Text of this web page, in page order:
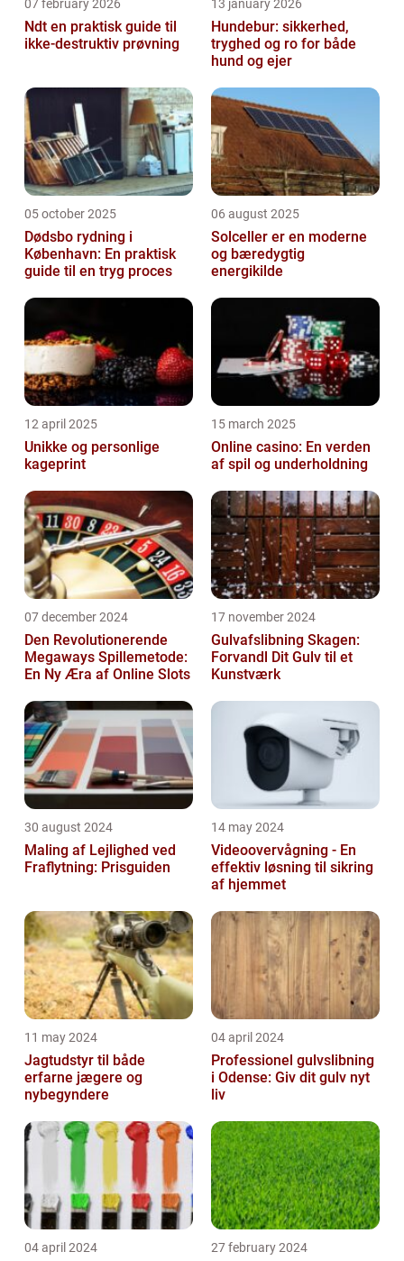
07 february 2026
Ndt en praktisk guide til
ikke-destruktiv prøvning
13 january 2026
Hundebur: sikkerhed,
tryghed og ro for både
hund og ejer
05 october 2025
Dødsbo rydning i
København: En praktisk
guide til en tryg proces
06 august 2025
Solceller er en moderne
og bæredygtig
energikilde
12 april 2025
Unikke og personlige
kageprint
15 march 2025
Online casino: En verden
af spil og underholdning
07 december 2024
Den Revolutionerende
Megaways Spillemetode:
En Ny Æra af Online Slots
17 november 2024
Gulvafslibning Skagen:
Forvandl Dit Gulv til et
Kunstværk
30 august 2024
Maling af Lejlighed ved
Fraflytning: Prisguiden
14 may 2024
Videoovervågning - En
effektiv løsning til sikring
af hjemmet
11 may 2024
Jagtudstyr til både
erfarne jægere og
nybegyndere
04 april 2024
Professionel gulvslibning
i Odense: Giv dit gulv nyt
liv
04 april 2024 27 february 2024